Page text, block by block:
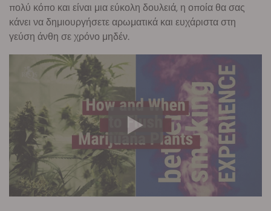
πολύ κόπο και είναι μια εύκολη δουλειά, η οποία θα σας
κάνει να δημιουργήσετε αρωματικά και ευχάριστα στη
γεύση άνθη σε χρόνο μηδέν.